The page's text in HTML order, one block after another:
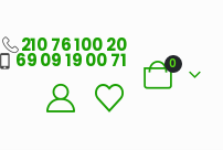
210 76 100 20
69 09 19 00 71 0